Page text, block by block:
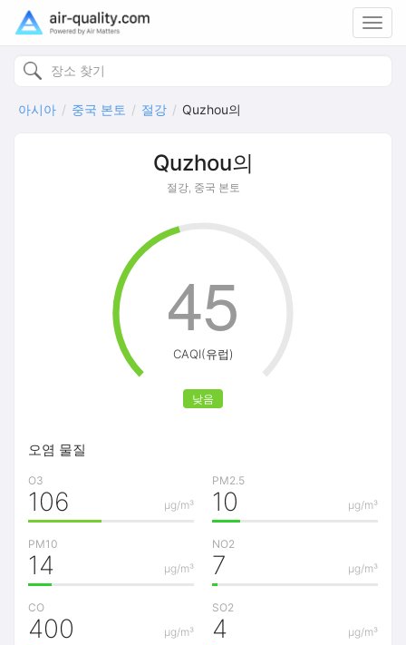
아시아 중국 본토 절강 Quzhou의
Quzhou의
절강, 중국 본토
CAQI(유럽)
낮음
45
오염 물질
O3
μg/m³
106
PM2.5
μg/m³
10
PM10
μg/m³
14
NO2
μg/m³
7
CO
μg/m³
400
SO2
μg/m³
4